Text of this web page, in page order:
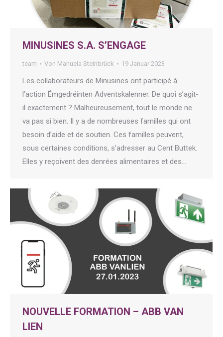
MINUSINES S.A. S’ENGAGE
team Von Manuela Steinbrück 19 Januar 2023
Les collaborateurs de Minusines ont participé à
l’action Ëmgedréinten Adventskalenner. De quoi s’agit-
il exactement ? Malheureusement, tout le monde ne
va pas si bien. Il y a de nombreuses familles qui ont
besoin d’aide et de soutien. Ces familles peuvent,
sous certaines conditions, s’adresser au Cent Buttek.
Elles y reçoivent des denrées alimentaires et des…
NOUVELLE FORMATION – ABB VAN
LIEN